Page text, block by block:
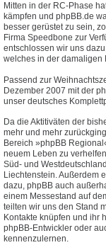
Mitten in der RC-Phase
kämpfen und phpBB.de
besser gerüstet zu sein,
Firma Speedbone zur
entschlossen wir uns
welches in der damaligen
Passend zur
Dezember 2007 mit der
unser deutsches
Da die Aktitiväten der
mehr und mehr
Bereich »phpBB
neuem Leben zu
Süd- und
Liechtenstein. Außerdem
dazu, phpBB auch
einem Messestand auf
teilten wir uns den Stand
Kontakte knüpfen und ihr
phpBB-Entwickler oder
kennenzulernen.